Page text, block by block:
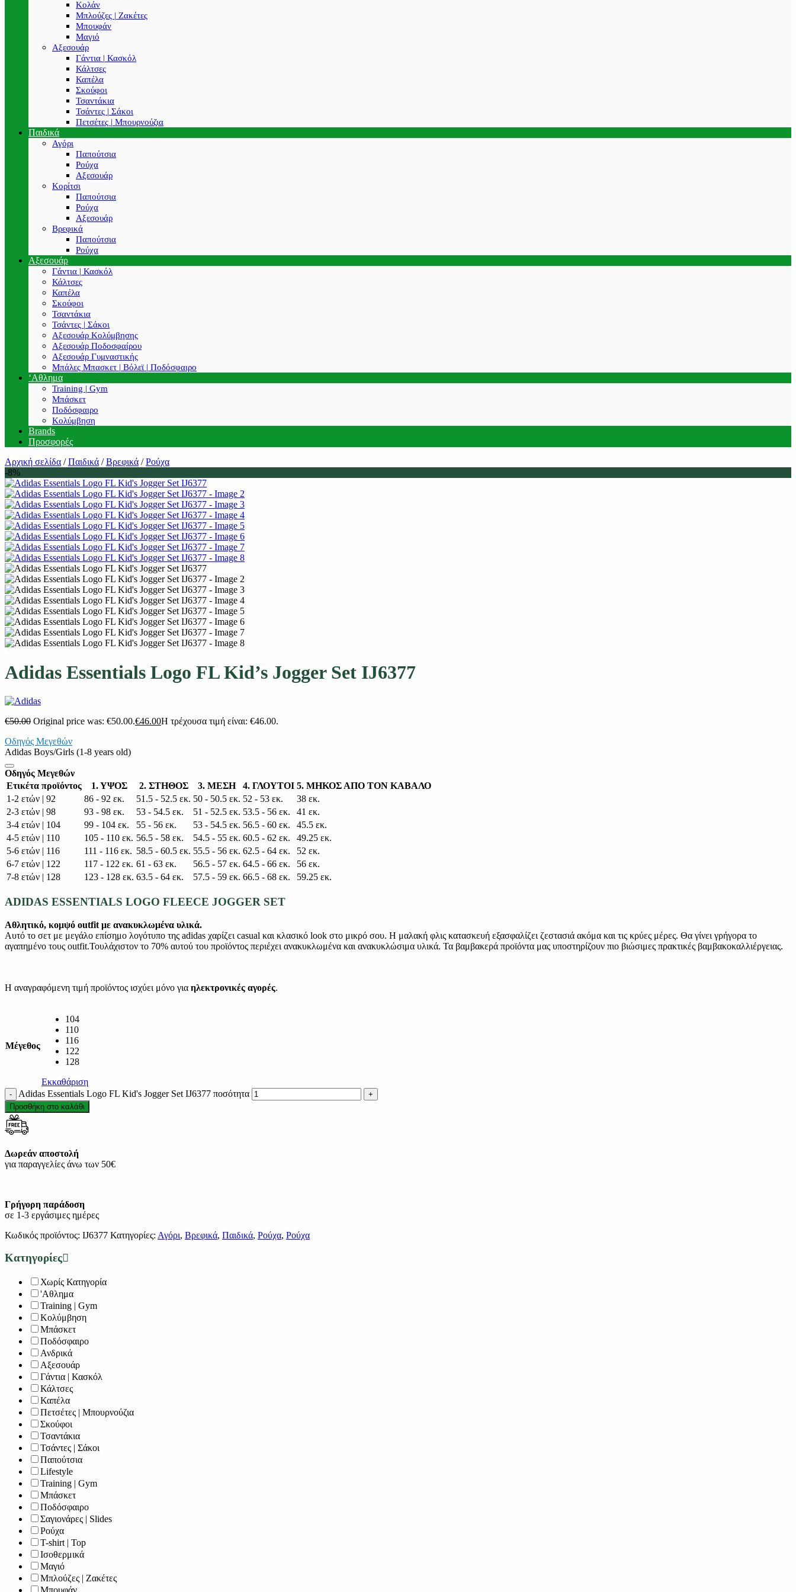
Κολάν
Μπλούζες | Ζακέτες
Μπουφάν
Μαγιό
Αξεσουάρ
Γάντια | Κασκόλ
Κάλτσες
Καπέλα
Σκούφοι
Τσαντάκια
Τσάντες | Σάκοι
Πετσέτες | Μπουρνούζια
Παιδικά
Αγόρι
Παπούτσια
Ρούχα
Αξεσουάρ
Κορίτσι
Παπούτσια
Ρούχα
Αξεσουάρ
Βρεφικά
Παπούτσια
Ρούχα
Αξεσουάρ
Γάντια | Κασκόλ
Κάλτσες
Καπέλα
Σκούφοι
Τσαντάκια
Τσάντες | Σάκοι
Αξεσουάρ Κολύμβησης
Αξεσουάρ Ποδοσφαίρου
Αξεσουάρ Γυμναστικής
Μπάλες Μπασκετ | Βόλεϊ | Ποδόσφαιρο
‘Αθλημα
Training | Gym
Μπάσκετ
Ποδόσφαιρο
Κολύμβηση
Brands
Προσφορές
Αρχική σελίδα / Παιδικά / Βρεφικά / Ρούχα
-8%
Adidas Essentials Logo FL Kid’s Jogger Set IJ6377
€50.00 Original price was: €50.00.€46.00Η τρέχουσα τιμή είναι: €46.00.
Οδηγός Μεγεθών
Adidas Boys/Girls (1-8 years old)
Οδηγός Μεγεθών
Ετικέτα προϊόντος
1. ΥΨΟΣ 2. ΣΤΗΘΟΣ 3. ΜΕΣΗ 4. ΓΛΟΥΤΟΙ 5. ΜΗΚΟΣ ΑΠΟ ΤΟΝ ΚΑΒΑΛΟ
1-2 ετών | 92
86 - 92 εκ. 51.5 - 52.5 εκ. 50 - 50.5 εκ. 52 - 53 εκ.
38 εκ.
2-3 ετών | 98
93 - 98 εκ. 53 - 54.5 εκ. 51 - 52.5 εκ. 53.5 - 56 εκ.
41 εκ.
3-4 ετών | 104
99 - 104 εκ. 55 - 56 εκ. 53 - 54.5 εκ. 56.5 - 60 εκ.
45.5 εκ.
4-5 ετών | 110
105 - 110 εκ. 56.5 - 58 εκ. 54.5 - 55 εκ. 60.5 - 62 εκ.
49.25 εκ.
5-6 ετών | 116
111 - 116 εκ. 58.5 - 60.5 εκ. 55.5 - 56 εκ. 62.5 - 64 εκ.
52 εκ.
6-7 ετών | 122
117 - 122 εκ. 61 - 63 εκ. 56.5 - 57 εκ. 64.5 - 66 εκ.
56 εκ.
7-8 ετών | 128
123 - 128 εκ. 63.5 - 64 εκ. 57.5 - 59 εκ. 66.5 - 68 εκ. 59.25 εκ.
ADIDAS ESSENTIALS LOGO FLEECE JOGGER SET
Αθλητικό, κομψό outfit με ανακυκλωμένα υλικά.
Αυτό το σετ με μεγάλο επίσημο λογότυπο της adidas χαρίζει casual και κλασικό look στο μικρό σου. Η μαλακή φλις κατασκευή εξασφαλίζει ζεστασιά ακόμα και τις κρύες μέρες. Θα γίνει γρήγορα το
αγαπημένο τους outfit.Τουλάχιστον το 70% αυτού του προϊόντος περιέχει ανακυκλωμένα και ανακυκλώσιμα υλικά. Τα βαμβακερά προϊόντα μας υποστηρίζουν πιο βιώσιμες πρακτικές βαμβακοκαλλιέργειας.
Η αναγραφόμενη τιμή προϊόντος ισχύει μόνο για ηλεκτρονικές αγορές.
Μέγεθος
104
110
116
122
128
Εκκαθάριση
Adidas Essentials Logo FL Kid's Jogger Set IJ6377 ποσότητα
Προσθήκη στο καλάθι
Δωρεάν αποστολή
για παραγγελίες άνω των 50€
Γρήγορη παράδοση
σε 1-3 εργάσιμες ημέρες
Κωδικός προϊόντος: IJ6377 Κατηγορίες: Αγόρι, Βρεφικά, Παιδικά, Ρούχα, Ρούχα
Κατηγορίες
Χωρίς Κατηγορία
'Αθλημα
Training | Gym
Κολύμβηση
Μπάσκετ
Ποδόσφαιρο
Ανδρικά
Αξεσουάρ
Γάντια | Κασκόλ
Κάλτσες
Καπέλα
Πετσέτες | Μπουρνούζια
Σκούφοι
Τσαντάκια
Τσάντες | Σάκοι
Παπούτσια
Lifestyle
Training | Gym
Μπάσκετ
Ποδόσφαιρο
Σαγιονάρες | Slides
Ρούχα
T-shirt | Top
Ισοθερμικά
Μαγιό
Μπλούζες | Ζακέτες